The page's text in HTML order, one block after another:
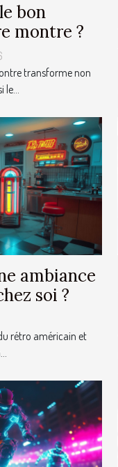
bon
montre ?
transforme non
ambiance
soi ?
rétro américain et